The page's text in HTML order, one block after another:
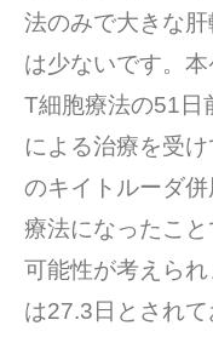
法のみで大きな
は少ないです。
T細胞療法の51日
による治療を受
のキイトルーダ
療法になったこ
可能性が考えら
は27.3日とされて